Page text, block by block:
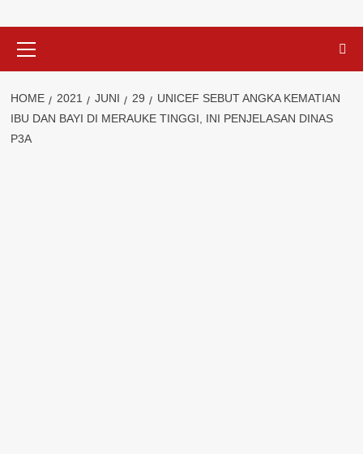
Menu
HOME 2021 JUNI 29
UNICEF SEBUT ANGKA KEMATIAN
IBU DAN BAYI DI MERAUKE TINGGI, INI PENJELASAN DINAS
P3A